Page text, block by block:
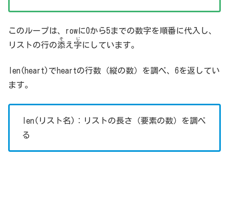
このループは、rowに0から5までの数字を順番に代入し、
リストの行の添
そ
え 字
じ
に しています。
len(heart)でheartの行数（縦の数）を調べ、6を返してい
ます。
len(リスト名)：リストの長さ（要素の数）を調べ
る